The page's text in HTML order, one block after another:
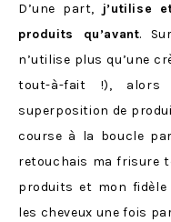
D’une part,
j’utilise
produits qu’avant.
n’utilise plus qu’une
tout-à-fait !), alors
superposition de
course à la boucle
retouchais ma frisure
produits et mon fidèle
les cheveux une fois